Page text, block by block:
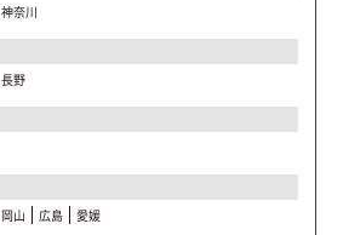
神奈川
長野
岡山 広島 愛媛